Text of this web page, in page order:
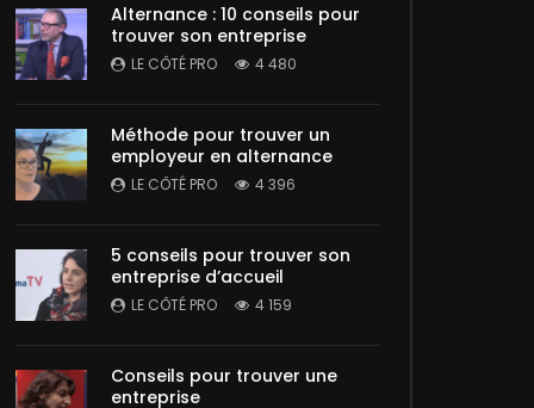
Alternance : 10 conseils pour
trouver son entreprise
LE CÔTÉ PRO 4 480
Méthode pour trouver un
employeur en alternance
LE CÔTÉ PRO 4 396
5 conseils pour trouver son
entreprise d’accueil
LE CÔTÉ PRO 4 159
Conseils pour trouver une
entreprise